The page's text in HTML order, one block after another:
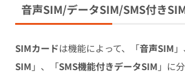
音声SIM/データSIM/SMS付き
SIMカードは機能によって、「音声SIM
SIM 」、「SMS機能付きデータSIM 」に